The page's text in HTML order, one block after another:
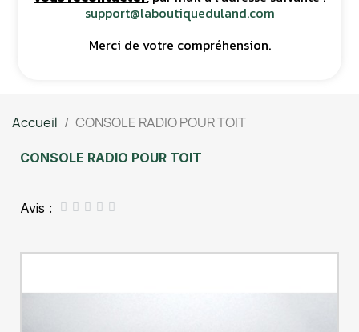
support@laboutiqueduland.com
Merci de votre compréhension.
Accueil CONSOLE RADIO POUR TOIT
CONSOLE RADIO POUR TOIT
Avis :     